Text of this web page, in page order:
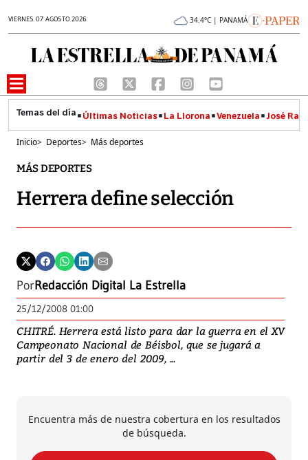
VIERNES 07 AGOSTO 2026 34.4°C | PANAMÁ
Últimas Noticias La Llorona Venezuela José
Inicio> Deportes> Más deportes
MÁS DEPORTES
Herrera define selección
PorRedacción Digital La Estrella
25/12/2008 01:00
CHITRÉ. Herrera está listo para dar la guerra en el XV
Campeonato Nacional de Béisbol, que se jugará a
partir del 3 de enero del 2009, ...
Encuentra más de nuestra cobertura en los resultados
de búsqueda.